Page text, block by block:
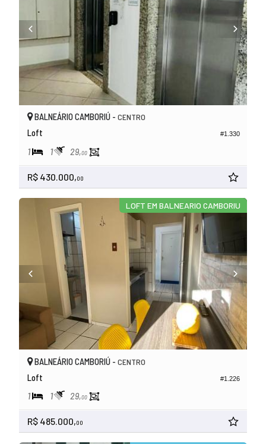
#1.330
BALNEÁRIO CAMBORIÚ - CENTRO
Loft
1 1 29,00
R$ 430.000,00
LOFT EM BALNEARIO CAMBORIU
#1.226
BALNEÁRIO CAMBORIÚ - CENTRO
Loft
1 1 29,00
R$ 485.000,00